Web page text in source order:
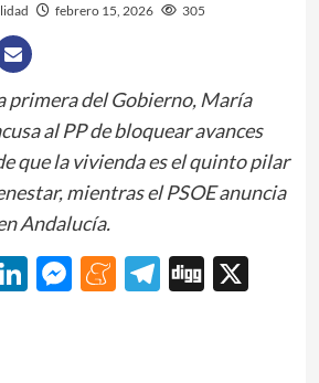
febrero 15, 2026 305
primera del Gobierno, María
al PP de bloquear avances
que la vivienda es el quinto pilar
mientras el PSOE anuncia
Andalucía.
LinkedIn
Messenger
Meneame
Telegram
Digg
X